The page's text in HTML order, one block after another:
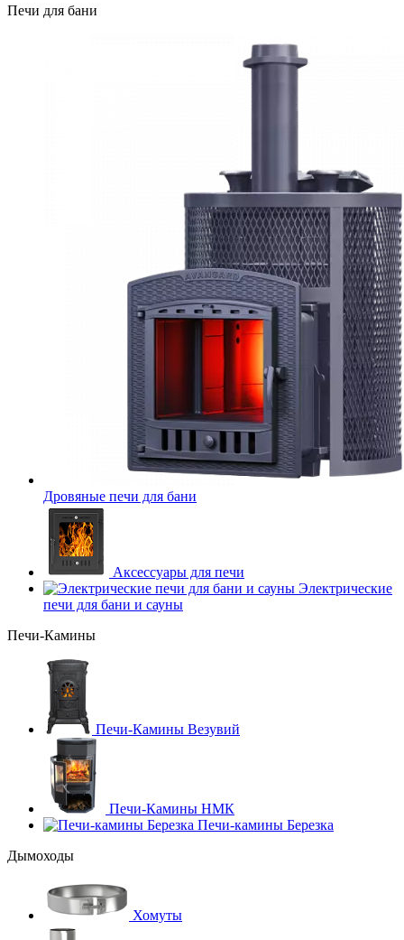
Печи для бани
Дровяные печи для бани
Аксессуары для печи
Электрические
печи для бани и сауны
Печи-Камины
Печи-Камины Везувий
Печи-Камины НМК
Печи-камины Березка
Дымоходы
Хомуты